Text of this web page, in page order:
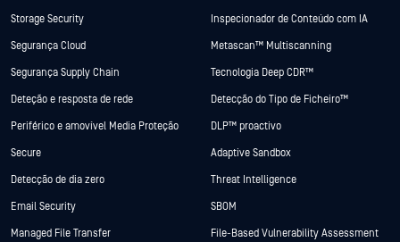
Storage Security
Segurança Cloud
Segurança Supply Chain
Deteção e resposta de rede
Periférico e amovível Media Proteção
Secure
Detecção de dia zero
Email Security
Managed File Transfer
Inspecionador de Conteúdo com IA
Metascan™ Multiscanning
Tecnologia Deep CDR™
Detecção do Tipo de Ficheiro™
DLP™ proactivo
Adaptive Sandbox
Threat Intelligence
SBOM
File-Based Vulnerability Assessment